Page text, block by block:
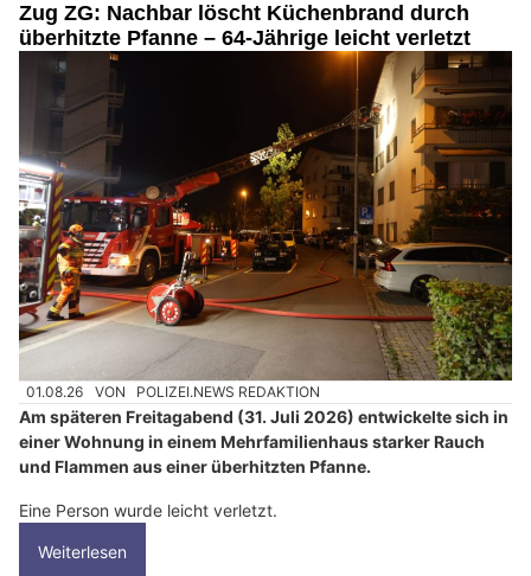
Zug ZG: Nachbar löscht Küchenbrand durch
überhitzte Pfanne – 64-Jährige leicht verletzt
01.08.26 VON POLIZEI.NEWS REDAKTION
Am späteren Freitagabend (31. Juli 2026) entwickelte sich in
einer Wohnung in einem Mehrfamilienhaus starker Rauch
und Flammen aus einer überhitzten Pfanne.
Eine Person wurde leicht verletzt.
Weiterlesen